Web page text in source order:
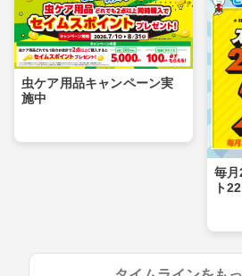
虫ケア用品キャンペーン実
施中
毎
ト